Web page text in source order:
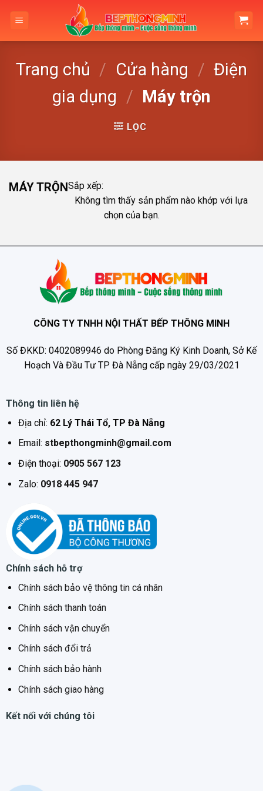
Trang chủ / Cửa hàng / Điện
gia dụng / Máy trộn
LỌC
MÁY TRỘNSắp xếp:
Không tìm thấy sản phẩm nào khớp với lựa
chọn của bạn.
CÔNG TY TNHH NỘI THẤT BẾP THÔNG MINH
Số ĐKKD: 0402089946 do Phòng Đăng Ký Kinh Doanh, Sở Kế
Hoạch Và Đầu Tư TP Đà Nẵng cấp ngày 29/03/2021
Thông tin liên hệ
Địa chỉ: 62 Lý Thái Tổ, TP Đà Nẵng
Email: stbepthongminh@gmail.com
Điện thoại: 0905 567 123
Zalo: 0918 445 947
Chính sách hỗ trợ
Chính sách bảo vệ thông tin cá nhân
Chính sách thanh toán
Chính sách vận chuyển
Chính sách đổi trả
Chính sách bảo hành
Chính sách giao hàng
Kết nối với chúng tôi